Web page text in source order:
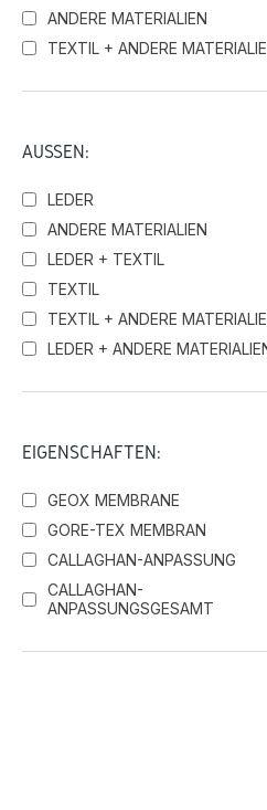
Sunni Sabbi
Victoria
ANDERE MATERIALIEN
TEXTIL + ANDERE
AUSSEN:
LEDER
ANDERE MATERIALIEN
LEDER + TEXTIL
TEXTIL
TEXTIL + ANDERE
LEDER + ANDERE
EIGENSCHAFTEN:
GEOX MEMBRANE
GORE-TEX MEMBRAN
CALLAGHAN-ANPASSUNG
CALLAGHAN-
ANPASSUNGSGESAMT